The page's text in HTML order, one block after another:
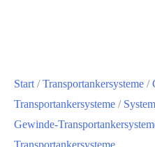
Start /Transportankersysteme /
Transportankersysteme /
Gewinde-
Transportankersysteme